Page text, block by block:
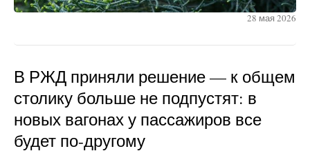
28 мая 2026
В РЖД приняли решение — к общем
столику больше не подпустят: в
новых вагонах у пассажиров все
будет по-другому